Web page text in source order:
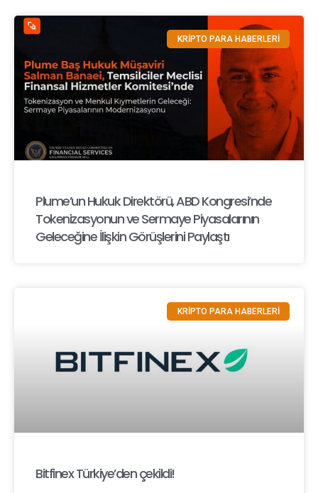
KRİPTO PARA HABERLERİ
Plume’un Hukuk Direktörü, ABD Kongresi’nde
Tokenizasyonun ve Sermaye Piyasalarının
Geleceğine İlişkin Görüşlerini Paylaştı
KRİPTO PARA HABERLERİ
Bitfinex Türkiye’den çekildi!